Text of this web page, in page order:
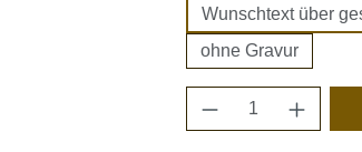
Wunschtext über
ohne Gravur
Produkt